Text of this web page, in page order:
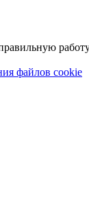
файлов cookie